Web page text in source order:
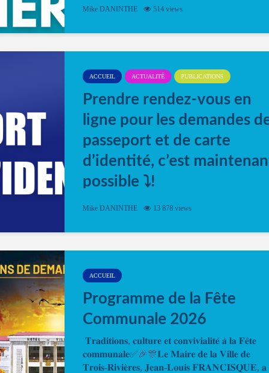
Mike DANINTHE 514 views
ACCUEIL ACTUALITÉ PUBLICATIONS
Prendre rendez-vous en
ligne pour les demandes
passeport et de carte
d’identité, c’est
possible ⤵️!
Désormais, il est possible de prendre rendez-
Mike DANINTHE 13 878 views
ACCUEIL
Programme de la Fête
Communale 2026
𝐓𝐫𝐚𝐝𝐢𝐭𝐢𝐨𝐧𝐬, 𝐜𝐮𝐥𝐭𝐮𝐫𝐞 𝐞𝐭 𝐜𝐨𝐧𝐯𝐢𝐯𝐢𝐚𝐥𝐢𝐭𝐞́ 𝐚̀ 𝐥𝐚 𝐅𝐞̂𝐭𝐞
𝐜𝐨𝐦𝐦𝐮𝐧𝐚𝐥𝐞✅🎉🎊𝐋𝐞 𝐌𝐚𝐢𝐫𝐞 𝐝𝐞 𝐥𝐚 𝐕𝐢𝐥𝐥𝐞 𝐝𝐞
𝐓𝐫𝐨𝐢𝐬-𝐑𝐢𝐯𝐢𝐞̀𝐫𝐞𝐬, 𝐉𝐞𝐚𝐧-𝐋𝐨𝐮𝐢𝐬 𝐅𝐑𝐀𝐍𝐂𝐈𝐒𝐐𝐔𝐄, 𝐚